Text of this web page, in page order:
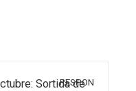
Sortida de
RESPON